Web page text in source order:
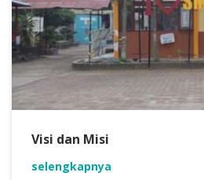
Visi dan Misi
selengkapnya